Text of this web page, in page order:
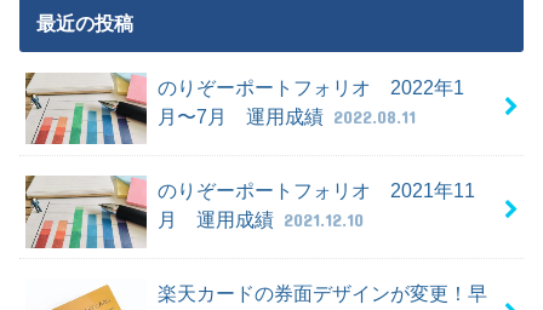
最近の投稿
のりぞーポートフォリオ 2022年1
月〜7月 運用成績 2022.08.11
のりぞーポートフォリオ 2021年11
月 運用成績 2021.12.10
楽天カードの券面デザインが変更！早